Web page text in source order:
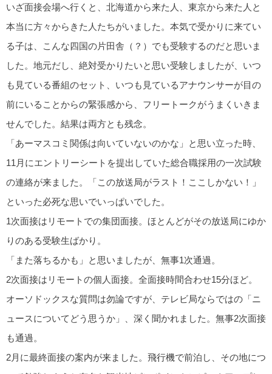
いざ面接会場へ行くと、北海道から来た人、東京から来た人と
本当に方々からきた人たちがいました。本気で受かりに来てい
る子は、こんな四国の片田舎（？）でも受験するのだと思いま
した。地元だし、絶対受かりたいと思い受験しましたが、いつ
も見ている番組のセット、いつも見ているアナウンサーが目の
前にいることからの緊張感から、フリートークがうまくいきま
せんでした。結果は両方とも残念。
「あーマスコミ関係は向いていないのかな」と思い立った時、
11月にエントリーシートを提出していた総合職採用の一次試験
の連絡が来ました。「この放送局がラスト！ここしかない！」
といった必死な思いでいっぱいでした。
1次面接はリモートでの集団面接。ほとんどがその放送局にゆか
りのある受験生ばかり。
「また落ちるかも」と思いましたが、無事1次通過。
2次面接はリモートの個人面接。全面接時間合わせ15分ほど。
オーソドックスな質問は勿論ですが、テレビ局ならではの「ニ
ュースについてどう思うか」、深く聞かれました。無事2次面接
も通過。
2月に最終面接の案内が来ました。飛行機で前泊し、その地につ